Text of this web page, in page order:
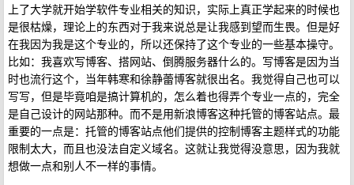
上了大学就开始学软件专业相关的知识，实际上真正学起来的时候也
是很枯燥，理论上的东西对于我来说总是让我感到望而生畏。但是好
在我因为我是这个专业的，所以还保持了这个专业的一些基本操守。
比如：我喜欢写博客、搭网站、倒腾服务器什么的。写博客是因为当
时也流行这个，当年韩寒和徐静蕾博客就很出名。我觉得自己也可以
写写，但是毕竟咱是搞计算机的，怎么着也得弄个专业一点的，完全
是自己设计的网站那种。而不是用新浪博客这种托管的博客站点。最
重要的一点是：托管的博客站点他们提供的控制博客主题样式的功能
限制太大，而且也没法自定义域名。这就让我觉得没意思，因为我就
想做一点和别人不一样的事情。